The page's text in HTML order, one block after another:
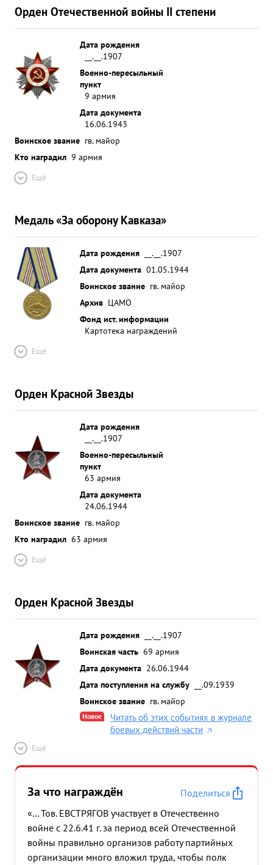
Орден Отечественной войны II степени
Дата рождения
__.__.1907
Военно-пересыльный
пункт
9 армия
Дата документа
16.06.1943
Воинское звание гв. майор
Кто наградил 9 армия
Ещё
Медаль «За оборону Кавказа»
Дата рождения
__.__.1907
Дата документа 01.05.1944
Воинское звание гв. майор
Архив ЦАМО
Фонд ист. информации
Картотека награждений
Ещё
Орден Красной Звезды
Дата рождения
__.__.1907
Военно-пересыльный
пункт
63 армия
Дата документа
24.06.1944
Воинское звание гв. майор
Кто наградил 63 армия
Ещё
Орден Красной Звезды
Дата рождения
__.__.1907
Воинская часть 69 армия
Дата документа 26.06.1944
Дата поступления на службу
__.09.1939
Воинское звание гв. майор
Новое
Читать об этих событиях в журнале
боевых действий части
Ещё
За что награждён
Поделиться
«... Тов. ЕВСТРЯГОВ участвует в Отечественно
войне с 22.6.41 г. за период всей Отечественной
войны правильно организов работу партийных
организации много вложил труда, чтобы полк